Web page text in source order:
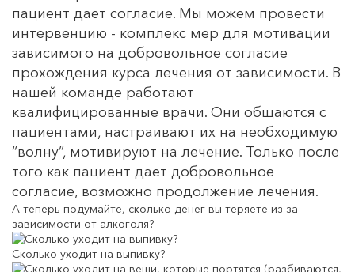
пациент дает согласие. Мы можем провести
интервенцию - комплекс мер для мотивации
зависимого на добровольное согласие
прохождения курса лечения от зависимости. В
нашей команде работают
квалифицированные врачи. Они общаются с
пациентами, настраивают их на необходимую
“волну”, мотивируют на лечение. Только после
того как пациент дает добровольное
согласие, возможно продолжение лечения.
А теперь подумайте, сколько денег вы теряете из-за
зависимости от алкоголя?
Сколько уходит на выпивку?